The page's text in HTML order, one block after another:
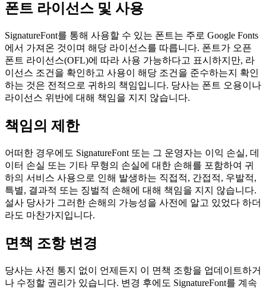
폰트 라이선스 및 사용
SignatureFont를 통해 사용할 수 있는 폰트는 주로 Google Fonts
에서 가져온 것이며 해당 라이선스를 따릅니다. 폰트가 오픈
폰트 라이선스(OFL)에 따라 사용 가능하다고 표시하지만, 라
이선스 조건을 확인하고 사용이 해당 조건을 준수하는지 확인
하는 것은 전적으로 귀하의 책임입니다. 당사는 폰트 오용이나
라이선스 위반에 대해 책임을 지지 않습니다.
책임의 제한
어떠한 경우에도 SignatureFont 또는 그 운영자는 이익 손실, 데
이터 손실 또는 기타 무형의 손실에 대한 손해를 포함하여 귀
하의 서비스 사용으로 인해 발생하는 직접적, 간접적, 우발적,
특별, 결과적 또는 징벌적 손해에 대해 책임을 지지 않습니다.
설사 당사가 그러한 손해의 가능성을 사전에 알고 있었다 하더
라도 마찬가지입니다.
면책 조항 변경
당사는 사전 통지 없이 언제든지 이 면책 조항을 업데이트하거
나 수정할 권리가 있습니다. 변경 후에도 SignatureFont를 계속